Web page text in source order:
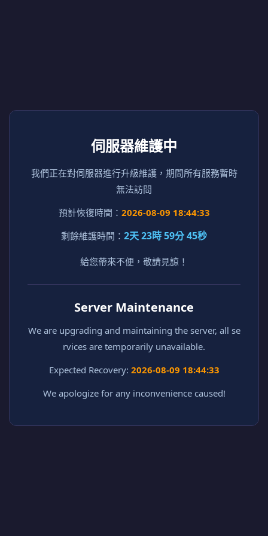
伺服器維護中
我們正在對伺服器進行升級維護，期間所有服務暫時
無法訪問
預計恢復時間： 2026-08-09 18:44:33
剩餘維護時間： 2天 23時 59分 45秒
給您帶來不便，敬請見諒！
Server Maintenance
We are upgrading and maintaining the server, all se
rvices are temporarily unavailable.
Expected Recovery: 2026-08-09 18:44:33
We apologize for any inconvenience caused!